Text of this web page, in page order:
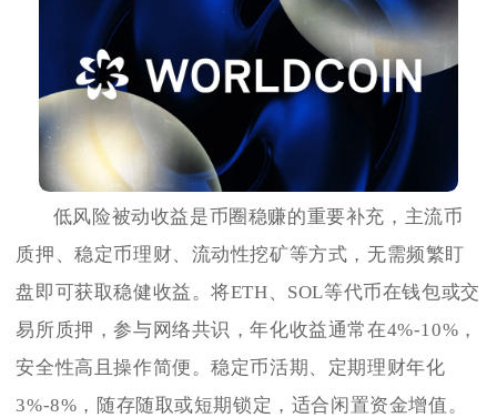
低风险被动收益是币圈稳赚的重要补充，主流币
质押、稳定币理财、流动性挖矿等方式，无需频繁盯
盘即可获取稳健收益。将ETH、SOL等代币在钱包或交
易所质押，参与网络共识，年化收益通常在4%-10%，
安全性高且操作简便。稳定币活期、定期理财年化
3%-8%，随存随取或短期锁定，适合闲置资金增值。